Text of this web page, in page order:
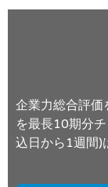
企業力総合評価
を最長10期分
込日から1週間)